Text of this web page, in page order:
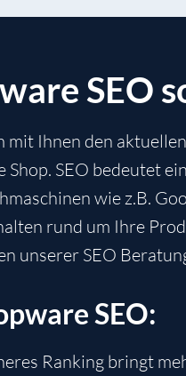
SEO
Ihnen den
SEO bedeutet
wie z.B.
rund um Ihre
unserer SEO
SEO:
Ranking bringt